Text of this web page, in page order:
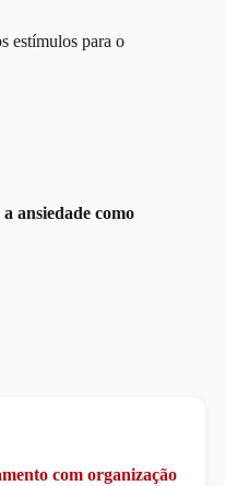
estímulos para o
ansiedade como
com organização